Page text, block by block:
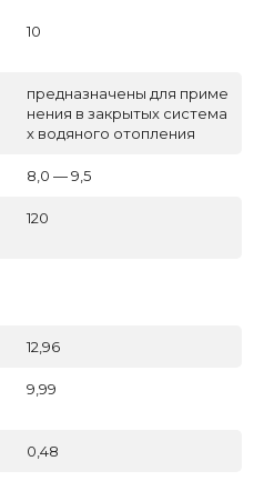
10
предназначены для приме
нения в закрытых система
х водяного отопления
8,0 — 9,5
120
12,96
9,99
0,48